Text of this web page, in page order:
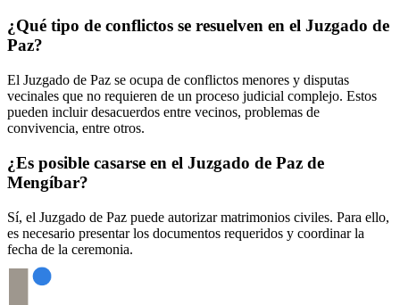
¿Qué tipo de conflictos se resuelven en el Juzgado de
Paz?
El Juzgado de Paz se ocupa de conflictos menores y disputas
vecinales que no requieren de un proceso judicial complejo. Estos
pueden incluir desacuerdos entre vecinos, problemas de
convivencia, entre otros.
¿Es posible casarse en el Juzgado de Paz de
Mengíbar?
Sí, el Juzgado de Paz puede autorizar matrimonios civiles. Para ello,
es necesario presentar los documentos requeridos y coordinar la
fecha de la ceremonia.